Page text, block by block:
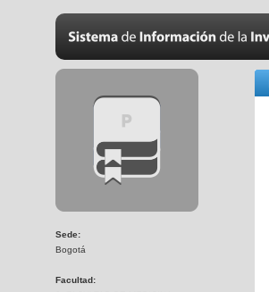
Sede:
Bogotá
Facultad: